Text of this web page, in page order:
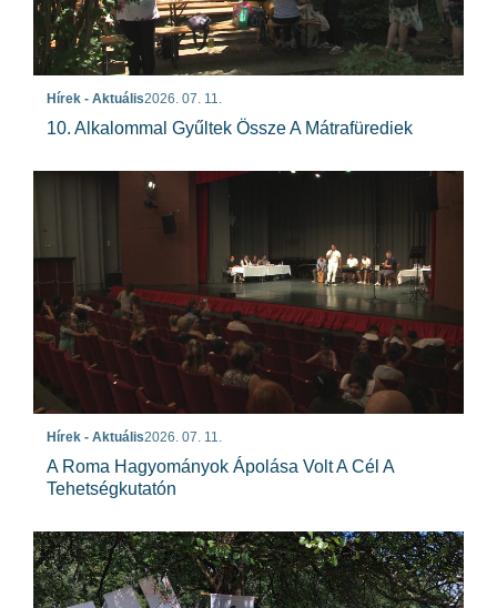
Hírek - Aktuális2026. 07. 11.
10. Alkalommal Gyűltek Össze A Mátrafürediek
Hírek - Aktuális2026. 07. 11.
A Roma Hagyományok Ápolása Volt A Cél A
Tehetségkutatón